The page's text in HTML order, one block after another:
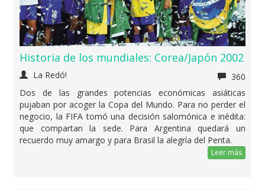
Historia de los mundiales: Corea/Japón 2002
La Redó!
360
Dos de las grandes potencias económicas asiáticas
pujaban por acoger la Copa del Mundo. Para no perder el
negocio, la FIFA tomó una decisión salomónica e inédita:
que compartan la sede. Para Argentina quedará un
recuerdo muy amargo y para Brasil la alegría del Penta.
Leer más